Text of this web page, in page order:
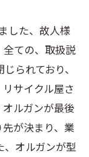
した、故人様
全ての、取扱説
られており、
サイクル屋さ
ルガンが最後
が決まり、業
、オルガンが型